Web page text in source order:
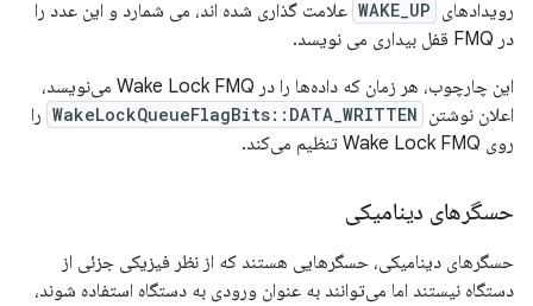
رویدادهای WAKE_UP علامت گذاری شده اند، می شمارد و این عدد را
در FMQ قفل بیداری می نویسد.
این چارچوب، هر زمان که داده‌ها را در Wake Lock FMQ می‌نویسد،
اعلان نوشتن WakeLockQueueFlagBits::DATA_WRITTEN را
روی Wake Lock FMQ تنظیم می‌کند.
حسگرهای دینامیکی
حسگرهای دینامیکی، حسگرهایی هستند که از نظر فیزیکی جزئی از
دستگاه نیستند اما می‌توانند به عنوان ورودی به دستگاه استفاده شوند،